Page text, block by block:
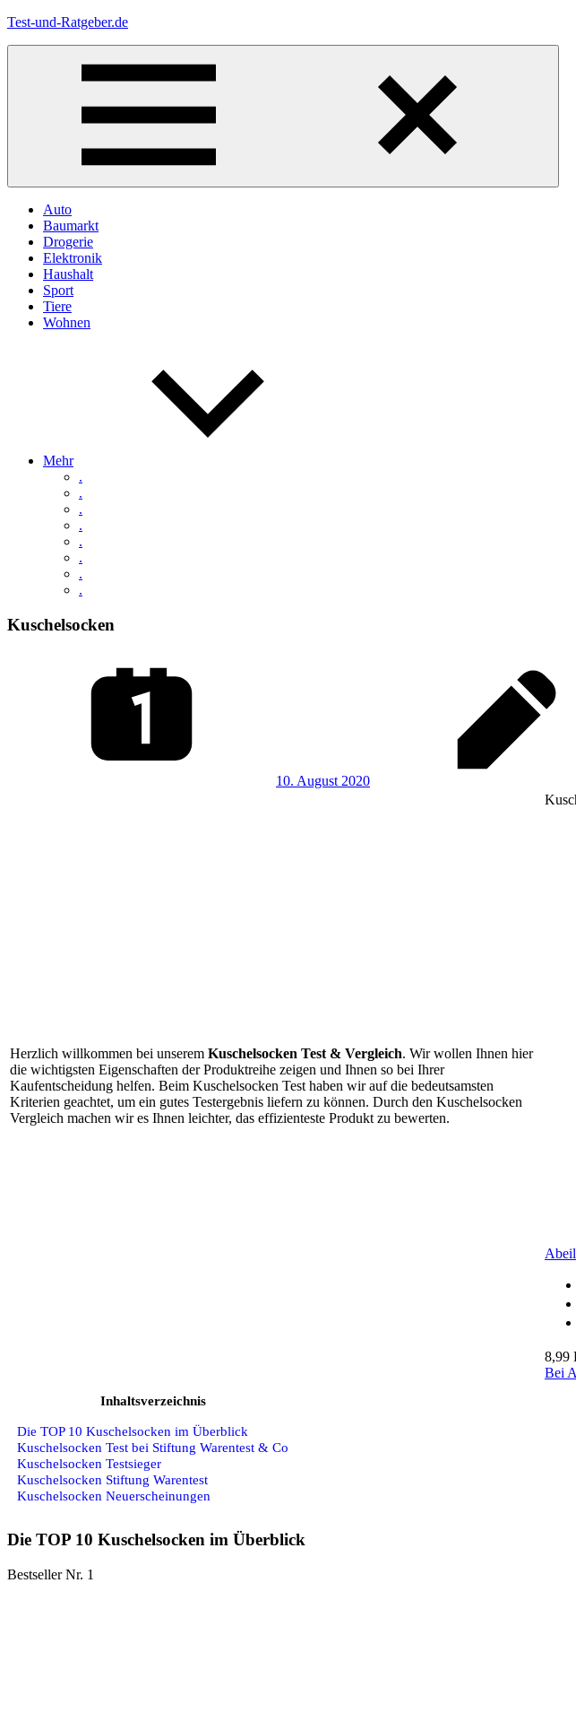
Zum
Test-und-Ratgeber.de
Menü
Auto
Baumarkt
Drogerie
Elektronik
Haushalt
Sport
Tiere
Wohnen
Mehr
.
.
.
.
.
.
.
.
Kuschelsocken
10. August 2020
Herzlich willkommen bei unserem Kuschelsocken Test & Vergleich. Wir wollen Ihnen hier
die wichtigsten Eigenschaften der Produktreihe zeigen und Ihnen so bei Ihrer
Kaufentscheidung helfen. Beim Kuschelsocken Test haben wir auf die bedeutsamsten
Kriterien geachtet, um ein gutes Testergebnis liefern zu können. Durch den Kuschelsocken
Vergleich machen wir es Ihnen leichter, das effizienteste Produkt zu bewerten.
8,99
Bei
Inhaltsverzeichnis
Die TOP 10 Kuschelsocken im Überblick
Kuschelsocken Test bei Stiftung Warentest & Co
Kuschelsocken Testsieger
Kuschelsocken Stiftung Warentest
Kuschelsocken Neuerscheinungen
Die TOP 10 Kuschelsocken im Überblick
Bestseller Nr. 1